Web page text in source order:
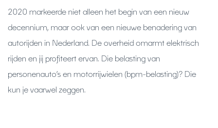
2020 markeerde niet alleen het begin van een nieuw
decennium, maar ook van een nieuwe benadering van
autorijden in Nederland. De overheid omarmt elektrisch
rijden en jij profiteert ervan. Die belasting van
personenauto’s en motorrijwielen (bpm-belasting)? Die
kun je vaarwel zeggen.